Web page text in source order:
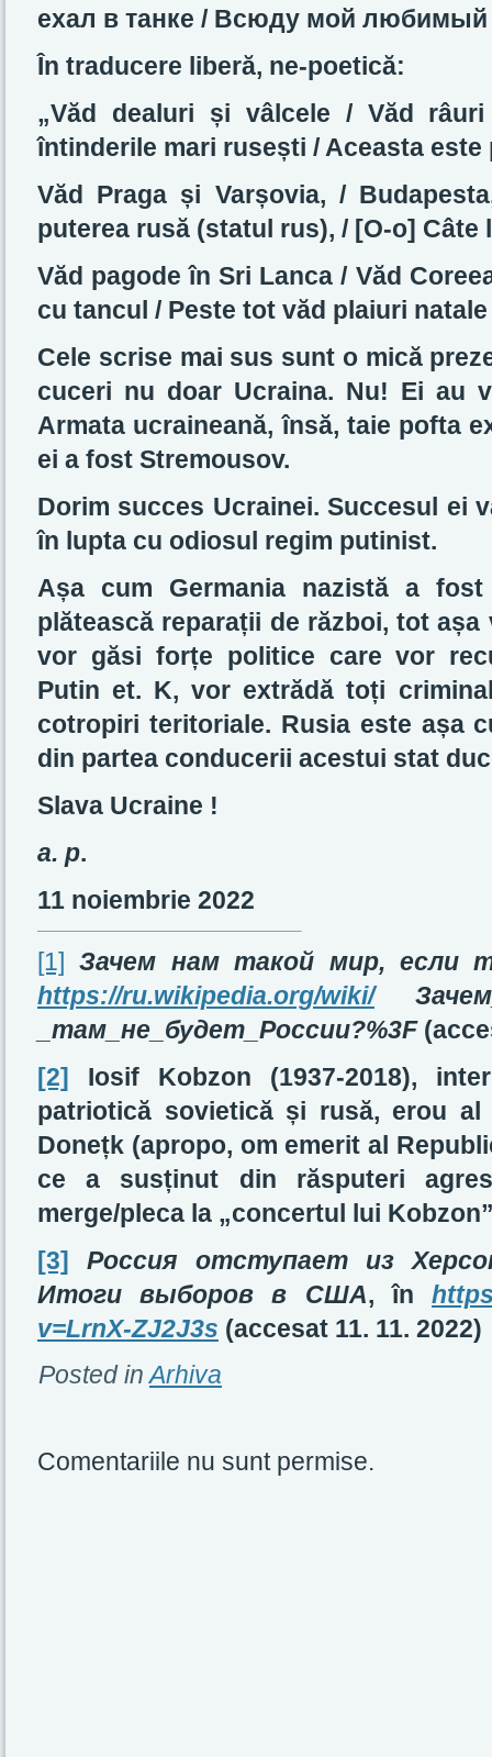
ехал в танке / Всюду мой любимый
În traducere liberă, ne-poetică:
„Văd dealuri și vâlcele / Văd
întinderile mari rusești / Aceasta este
Văd Praga și Varșovia, /
puterea rusă (statul rus), / [O-o]
Văd pagode în Sri Lanca / Văd
cu tancul / Peste tot văd plaiuri
Cele scrise mai sus sunt o mică
cuceri nu doar Ucraina. Nu! Ei au
Armata ucraineană, însă, taie pofta
ei a fost Stremousov.
Dorim succes Ucrainei. Succesul ei
în lupta cu odiosul regim putinist.
Așa cum Germania nazistă a
plătească reparații de război, tot
vor găsi forțe politice care vor
Putin et. K, vor extrădă toți
cotropiri teritoriale. Rusia este așa
din partea conducerii acestui stat
Slava Ucraine !
a. p.
11 noiembrie 2022
[1] Зачем нам такой мир, если
https://ru.wikipedia.org/wiki/
Зачем
там не будет России?%3F
[2] Iosif Kobzon (1937-2018),
patriotică sovietică și rusă, erou al
Donețk (apropo, om emerit al
ce a susținut din răsputeri
merge/pleca la „concertul lui
[3]
Россия отступает из
Итоги выборов в США,în
v=LrnX-ZJ2J3s (accesat 11. 11. 2022)
Posted in Arhiva
Comentariile nu sunt permise.